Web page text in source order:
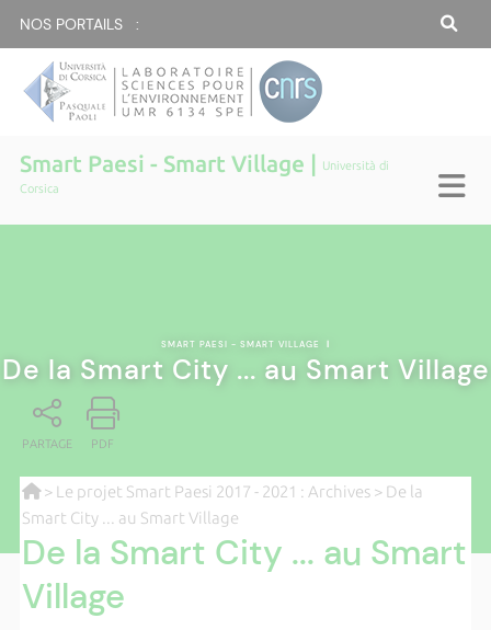
NOS PORTAILS :
Smart Paesi - Smart Village |
Università di
Corsica
SMART PAESI - SMART VILLAGE |
De la Smart City ... au Smart Village
PARTAGE PDF
> Le projet Smart Paesi 2017 - 2021 : Archives> De la
Smart City ... au Smart Village
De la Smart City ... au Smart
Village